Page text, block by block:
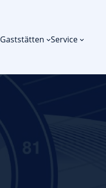
Gaststätten Service